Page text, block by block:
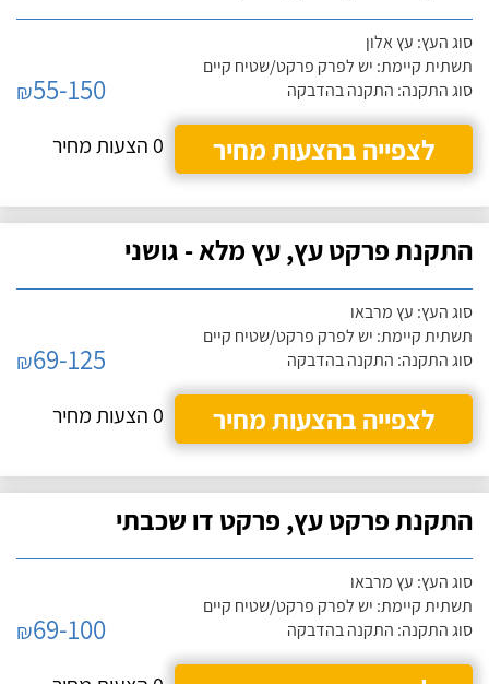
סוג העץ: עץ אלון
תשתית קיימת: יש לפרק פרקט/שטיח קיים
סוג התקנה: התקנה בהדבקה
₪55-150
לצפייה בהצעות מחיר
0 הצעות מחיר
התקנת פרקט עץ, עץ מלא - גושני
סוג העץ: עץ מרבאו
תשתית קיימת: יש לפרק פרקט/שטיח קיים
סוג התקנה: התקנה בהדבקה
₪69-125
לצפייה בהצעות מחיר
0 הצעות מחיר
התקנת פרקט עץ, פרקט דו שכבתי
סוג העץ: עץ מרבאו
תשתית קיימת: יש לפרק פרקט/שטיח קיים
סוג התקנה: התקנה בהדבקה
₪69-100